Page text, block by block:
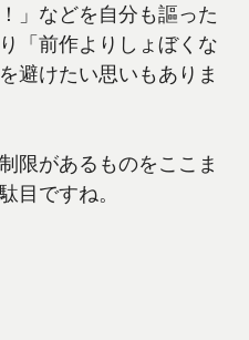
」などを自分も謳った
「前作よりしょぼくな
避けたい思いもありま
限があるものをここま
目ですね。